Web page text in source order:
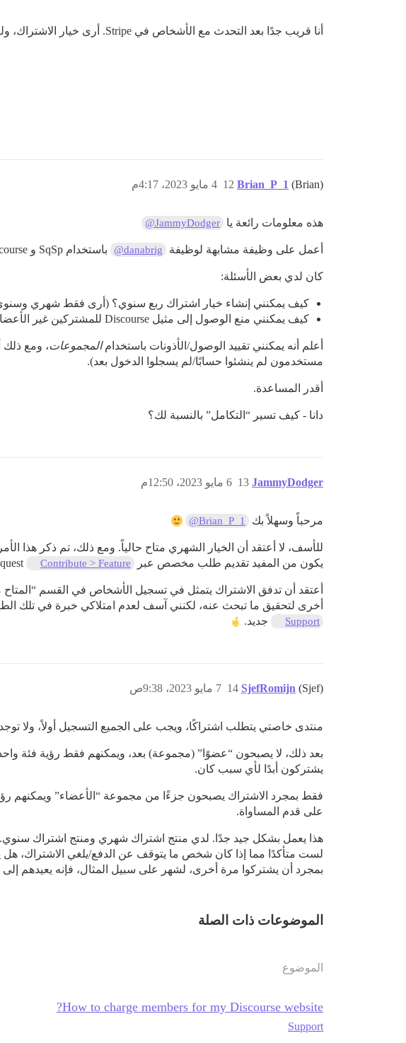
أنا قريب جدًا بعد التحدث مع الأشخاص في Stripe. أرى خيار الاشتراك، ولكنه لا يسحب المنتج.
Brian_P_1 (Brian) 4 مايو 2023، 4:17م 12
هذه معلومات رائعة يا @JammyDodger
أعمل على وظيفة مشابهة لوظيفة @danabrig باستخدام SqSp و Discourse.
كان لدي بعض الأسئلة:
كيف يمكنني إنشاء خيار اشتراك ربع سنوي؟ (أرى فقط شهري
كيف يمكنني منع الوصول إلى مثيل Discourse للمشتركين غير الأعضاء (أي الأعضاء)؟
أعلم أنه يمكنني تقييد الوصول/الأذونات باستخدامالمجموعات، ومع ذلك
مستخدمون لم ينشئوا حسابًا/لم يسجلوا الدخول بعد).
أقدر المساعدة.
دانا - كيف تسير “التكامل” بالنسبة لك؟
JammyDodger 6 مايو 2023، 12:50م 13
مرحباً وسهلاً بك @Brian_P_1
للأسف، لا أعتقد أن الخيار الشهري متاح حالياً. ومع ذلك، تم ذكر هذا
يكون من المفيد تقديم طلب مخصص عبر
Contribute > Feature
أعتقد أن تدفق الاشتراك يتمثل في تسجيل الأشخاص في القسم
أخرى لتحقيق ما تبحث عنه، لكنني آسف لعدم امتلاكي خبرة في تلك
Support جديد.
SjefRomijn (Sjef) 7 مايو 2023، 9:38ص 14
منتدى خاصتي يتطلب اشتراكًا، ويجب على الجميع التسجيل أولاً، ولا
بعد ذلك، لا يصبحون “عضوًا” (مجموعة) بعد، ويمكنهم فقط رؤية فئة
يشتركون أبدًا لأي سبب كان.
على قدم المساواة.
هذا يعمل بشكل جيد جدًا. لدي منتج اشتراك شهري ومنتج اشتراك سنوي.
لست متأكدًا مما إذا كان شخص ما يتوقف عن الدفع/يلغي الاشتراك، هل
بمجرد أن يشتركوا مرة أخرى، لشهر على سبيل المثال، فإنه يعيدهم
الموضوعات ذات الصلة
الموضوع
How to charge members for my Discourse website?
Support